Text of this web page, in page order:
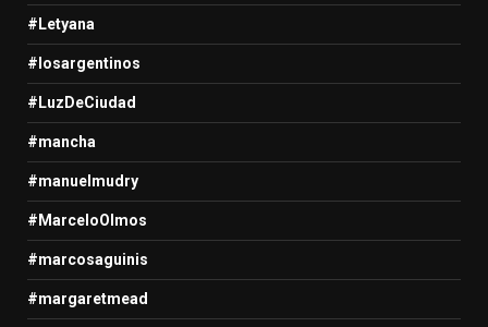
#Letyana
#losargentinos
#LuzDeCiudad
#mancha
#manuelmudry
#MarceloOlmos
#marcosaguinis
#margaretmead